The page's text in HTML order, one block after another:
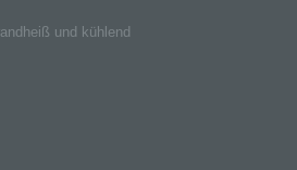
und kühlend